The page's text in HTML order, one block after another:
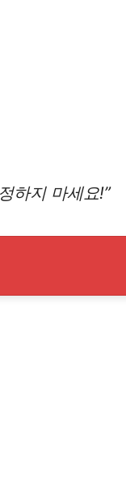
하지 마세요!”